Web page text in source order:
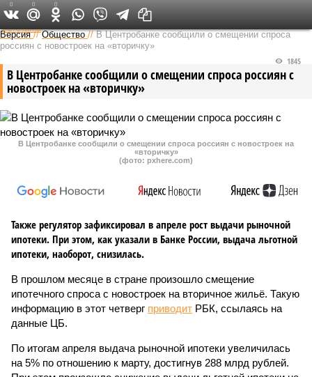
Федеральный выпуск
Версия //Общество //В Центробанке сообщили о смещении спроса
россиян с новостроек на «вторичку»
В Центробанке сообщили о смещении спроса россиян с
новостроек на «вторичку»
1845
В Центробанке сообщили о смещении спроса россиян с новостроек на
«вторичку»
(фото: pxhere.com)
Также регулятор зафиксировал в апреле рост выдачи рыночной
ипотеки. При этом, как указали в Банке России, выдача льготной
ипотеки, наоборот, снизилась.
В прошлом месяце в стране произошло смещение
ипотечного спроса с новостроек на вторичное жильё. Такую
информацию в этот четверг приводит РБК, ссылаясь на
данные ЦБ.
По итогам апреля выдача рыночной ипотеки увеличилась
на 5% по отношению к марту, достигнув 288 млрд рублей.
0 0 0